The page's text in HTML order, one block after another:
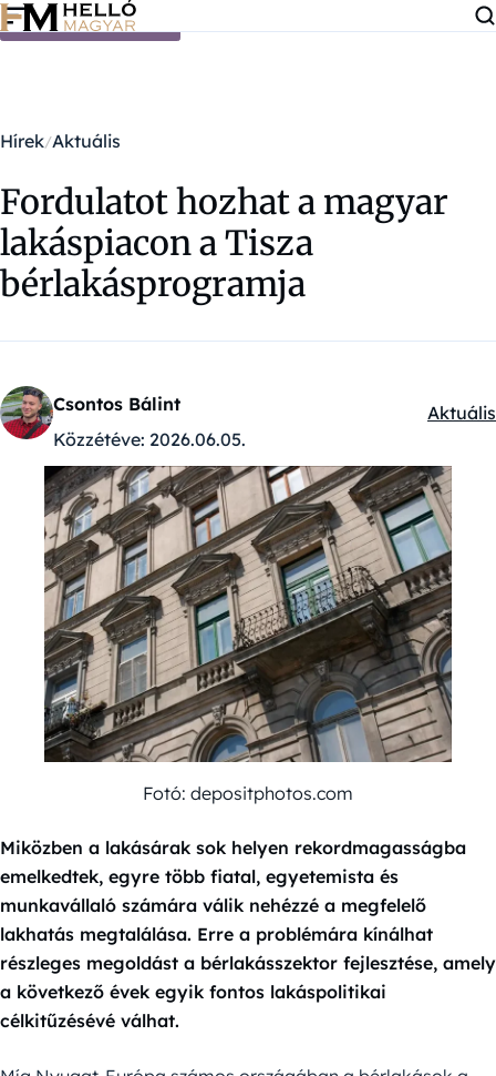
Ugrás a tartalomra
Hírek Aktuális
Fordulatot hozhat a magyar
lakáspiacon a Tisza
bérlakásprogramja
Csontos Bálint
Közzétéve: 2026.06.05.
Aktuális
Fotó: depositphotos.com
Miközben a lakásárak sok helyen rekordmagasságba
emelkedtek, egyre több fiatal, egyetemista és
munkavállaló számára válik nehézzé a megfelelő
lakhatás megtalálása. Erre a problémára kínálhat
részleges megoldást a bérlakásszektor fejlesztése, amely
a következő évek egyik fontos lakáspolitikai
célkitűzésévé válhat.